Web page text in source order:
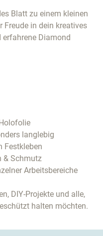
Blatt zu einem kleinen
Freude in dein kreatives
Diamond
langlebig
Festkleben
& Schmutz
Arbeitsbereiche
DIY-Projekte und alle,
halten möchten.